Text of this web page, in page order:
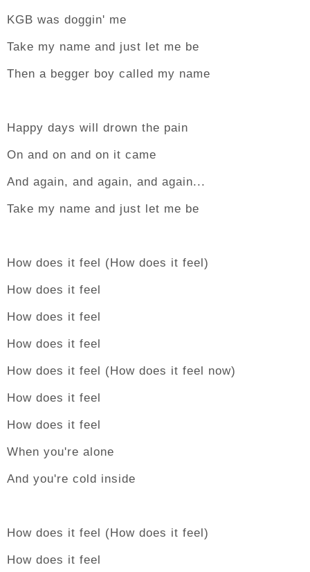
KGB was doggin' me
Take my name and just let me be
Then a begger boy called my name
Happy days will drown the pain
On and on and on it came
And again, and again, and again...
Take my name and just let me be
How does it feel (How does it feel)
How does it feel
How does it feel
How does it feel
How does it feel (How does it feel now)
How does it feel
How does it feel
When you're alone
And you're cold inside
How does it feel (How does it feel)
How does it feel